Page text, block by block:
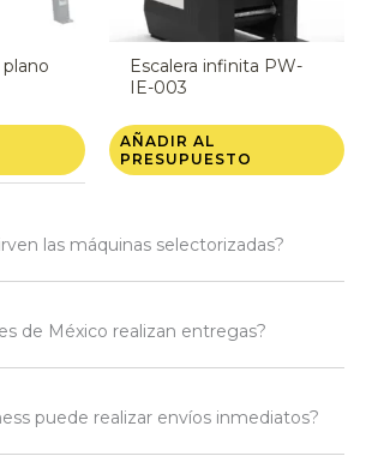
Escalera infinita PW-
IE-003
AÑADIR AL
PRESUPUESTO
las máquinas selectorizadas?
de México realizan entregas?
puede realizar envíos inmediatos?